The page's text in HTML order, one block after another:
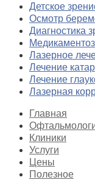
Детское
Осмотр
Диагностика
Лазерное
Лечение
Лечение
Лазерная
Главная
Клиники
Услуги
Цены
Полезное